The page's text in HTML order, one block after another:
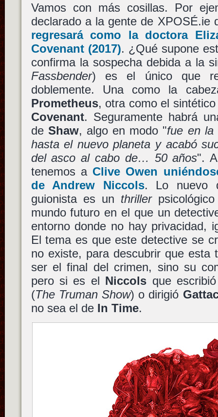
Vamos con más cosillas. Por
declarado a la gente de XPOSÉ.ie
regresará como la doctora
Covenant(2017). ¿Qué supone
confirma la sospecha debida a la
Fassbender) es el único que
doblemente. Una como la
Prometheus, otra como el
Covenant. Seguramente habrá
de Shaw, algo en modo "fue en la
hasta el nuevo planeta y acabó
del asco al cabo de… 50 años".
tenemos a Clive Owen
de Andrew Niccols. Lo nuevo
guionista es un thriller
mundo futuro en el que un
entorno donde no hay privacidad,
El tema es que este detective se
no existe, para descubrir que esta
ser el final del crimen, sino su
pero si es el Niccols que
(The Truman Show) o dirigió
no sea el de In Time.